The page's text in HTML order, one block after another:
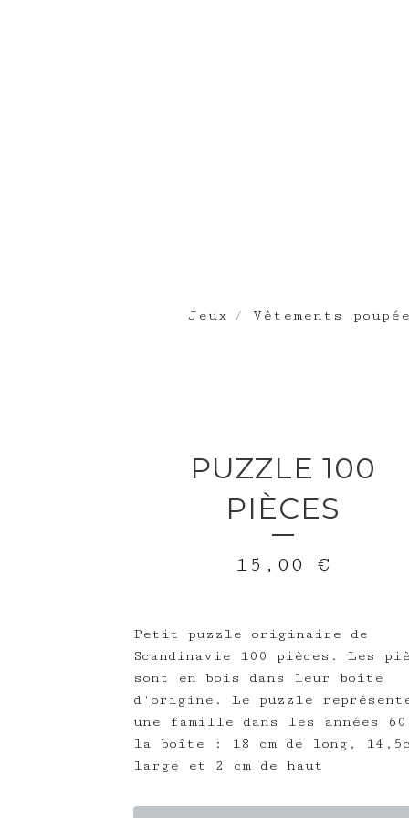
Jeux Vêtements poupée
PUZZLE 100
PIÈCES
15,00 €
Petit puzzle originaire de
Scandinavie 100 pièces. Les
sont en bois dans leur boîte
d'origine. Le puzzle
une famille dans les années
la boîte : 18 cm de long,
large et 2 cm de haut